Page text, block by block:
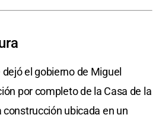
el gobierno de Miguel
por completo de la Casa de la
construcción ubicada en un